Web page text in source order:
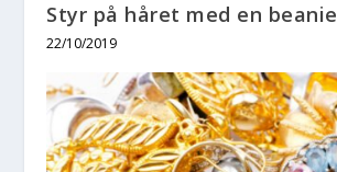
Styr på håret med en beanie
22/10/2019